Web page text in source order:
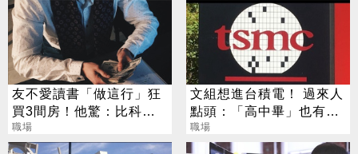
友不愛讀書「做這行」狂
買3間房！他驚：比科技
業強
職場
文組想進台積電！ 過來人
點頭：「高中畢」也有機
會
職場